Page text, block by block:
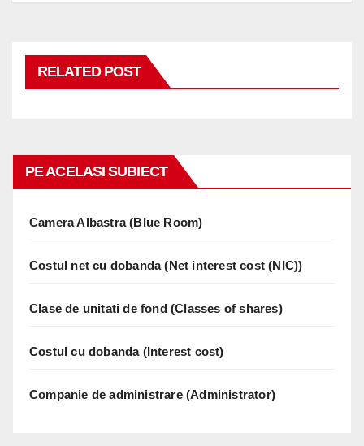
RELATED POST
PE ACELASI SUBIECT
Camera Albastra (Blue Room)
Costul net cu dobanda (Net interest cost (NIC))
Clase de unitati de fond (Classes of shares)
Costul cu dobanda (Interest cost)
Companie de administrare (Administrator)